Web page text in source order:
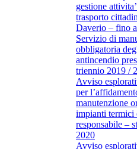
gestione
trasporto
Daverio – fino
Servizio di
obbligatoria
antincendio
triennio 2019 /
Avviso
per
manutenzione
impianti termici
responsabile –
2020
Avviso